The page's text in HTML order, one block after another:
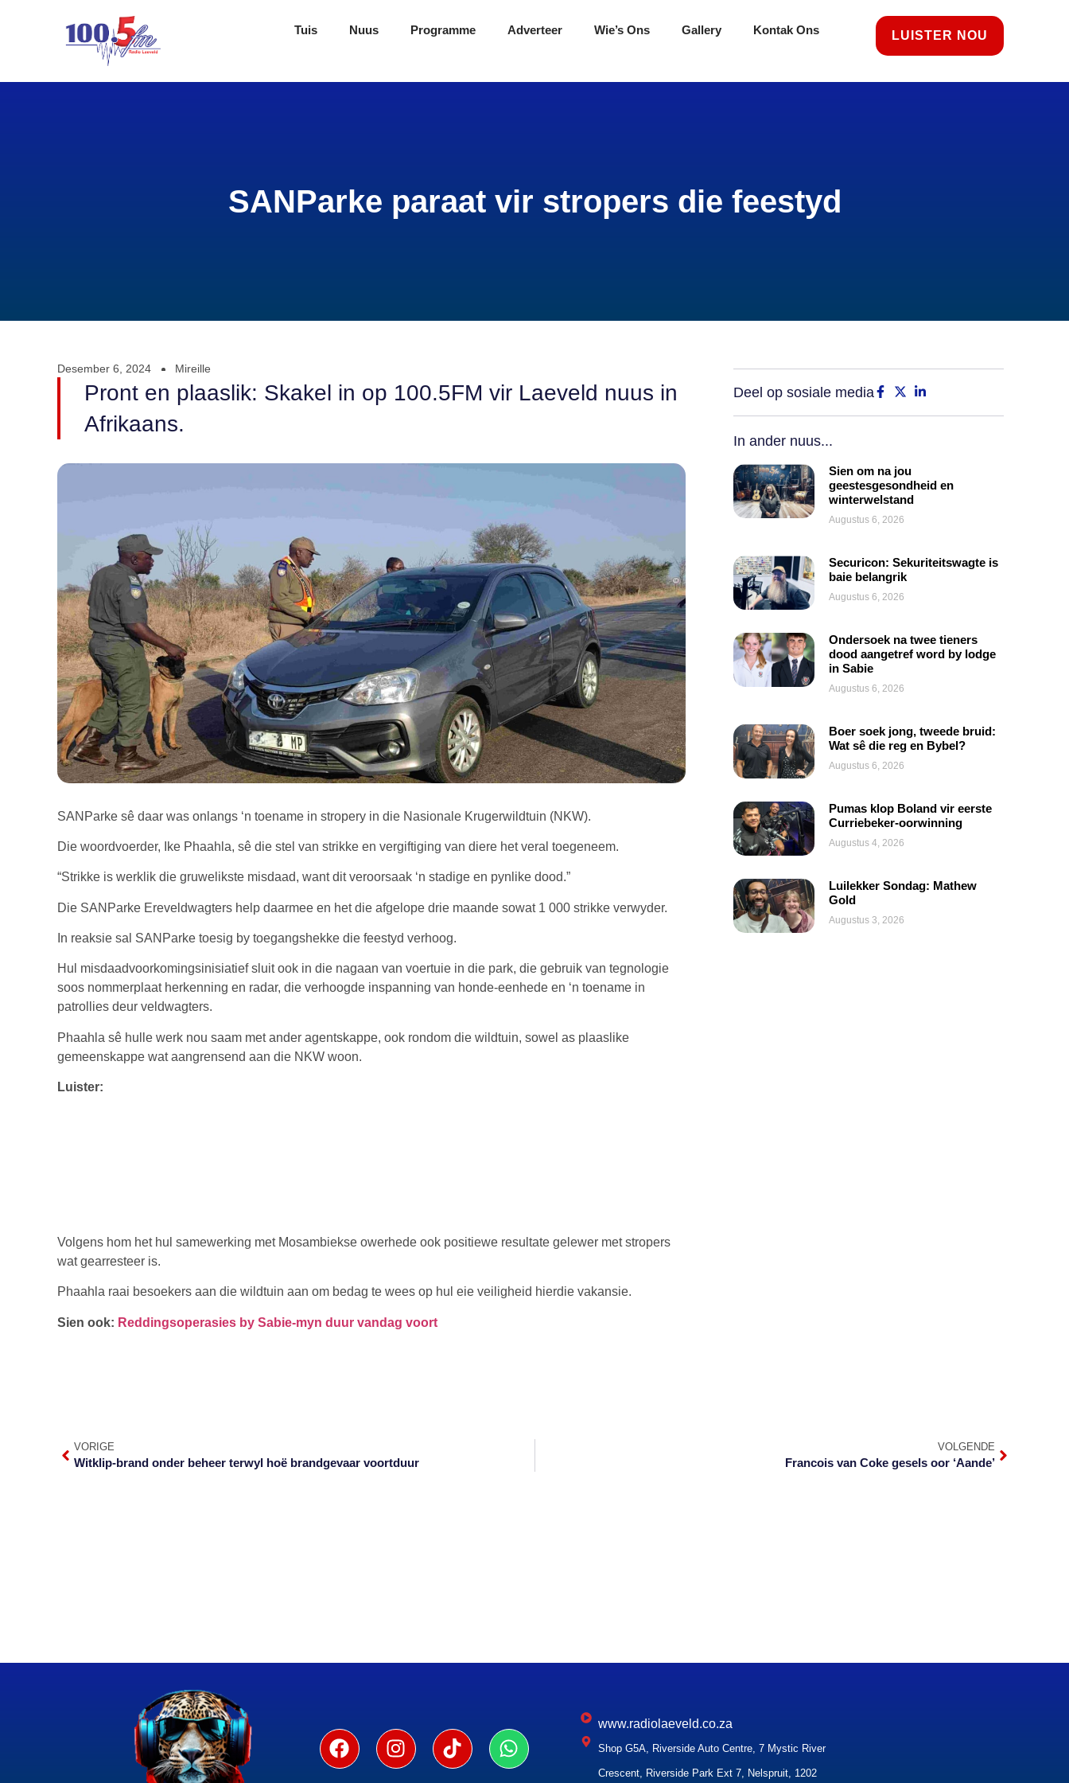
Tuis Nuus Programme Adverteer Wie’s Ons Gallery Kontak Ons LUISTER NOU
SANParke paraat vir stropers die feestyd
Desember 6, 2024 Mireille
Pront en plaaslik: Skakel in op 100.5FM vir Laeveld nuus in
Afrikaans.
SANParke sê daar was onlangs ‘n toename in stropery in die Nasionale Krugerwildtuin (NKW).
Die woordvoerder, Ike Phaahla, sê die stel van strikke en vergiftiging van diere het veral toegeneem.
“Strikke is werklik die gruwelikste misdaad, want dit veroorsaak ‘n stadige en pynlike dood.”
Die SANParke Ereveldwagters help daarmee en het die afgelope drie maande sowat 1 000 strikke verwyder.
In reaksie sal SANParke toesig by toegangshekke die feestyd verhoog.
Hul misdaadvoorkomingsinisiatief sluit ook in die nagaan van voertuie in die park, die gebruik van tegnologie
soos nommerplaat herkenning en radar, die verhoogde inspanning van honde-eenhede en ‘n toename in
patrollies deur veldwagters.
Phaahla sê hulle werk nou saam met ander agentskappe, ook rondom die wildtuin, sowel as plaaslike
gemeenskappe wat aangrensend aan die NKW woon.
Luister:
Volgens hom het hul samewerking met Mosambiekse owerhede ook positiewe resultate gelewer met stropers
wat gearresteer is.
Phaahla raai besoekers aan die wildtuin aan om bedag te wees op hul eie veiligheid hierdie vakansie.
Sien ook: Reddingsoperasies by Sabie-myn duur vandag voort
Deel op sosiale media
In ander nuus...
Sien om na jou
geestesgesondheid en
winterwelstand
Augustus 6, 2026
Securicon: Sekuriteitswagte is
baie belangrik
Augustus 6, 2026
Ondersoek na twee tieners
dood aangetref word by lodge
in Sabie
Augustus 6, 2026
Boer soek jong, tweede bruid:
Wat sê die reg en Bybel?
Augustus 6, 2026
Pumas klop Boland vir eerste
Curriebeker-oorwinning
Augustus 4, 2026
Luilekker Sondag: Mathew
Gold
Augustus 3, 2026
VORIGE
Witklip-brand onder beheer terwyl hoë brandgevaar voortduur
VOLGENDE
Francois van Coke gesels oor ‘Aande’
www.radiolaeveld.co.za
Shop G5A, Riverside Auto Centre, 7 Mystic River
Crescent, Riverside Park Ext 7, Nelspruit, 1202